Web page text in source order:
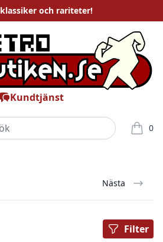
klassiker och rariteter!
Kundtjänst
0
varor i
Nästa
Filter